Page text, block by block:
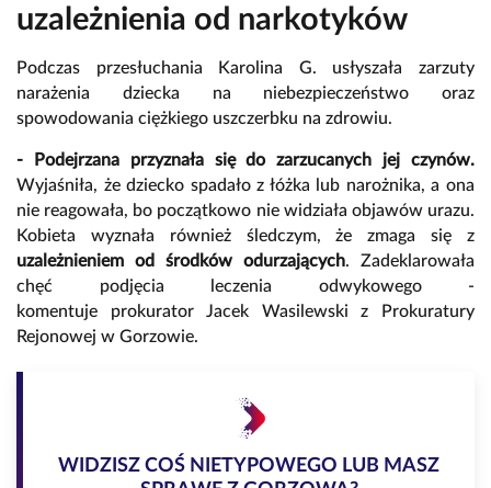
uzależnienia od narkotyków
Podczas przesłuchania Karolina G. usłyszała zarzuty
narażenia dziecka na niebezpieczeństwo oraz
spowodowania ciężkiego uszczerbku na zdrowiu.
- Podejrzana przyznała się do zarzucanych jej czynów.
Wyjaśniła, że dziecko spadało z łóżka lub narożnika, a ona
nie reagowała, bo początkowo nie widziała objawów urazu.
Kobieta wyznała również śledczym, że zmaga się z
uzależnieniem od środków odurzających. Zadeklarowała
chęć podjęcia leczenia odwykowego -
komentuje prokurator Jacek Wasilewski z Prokuratury
Rejonowej w Gorzowie.
WIDZISZ COŚ NIETYPOWEGO LUB MASZ